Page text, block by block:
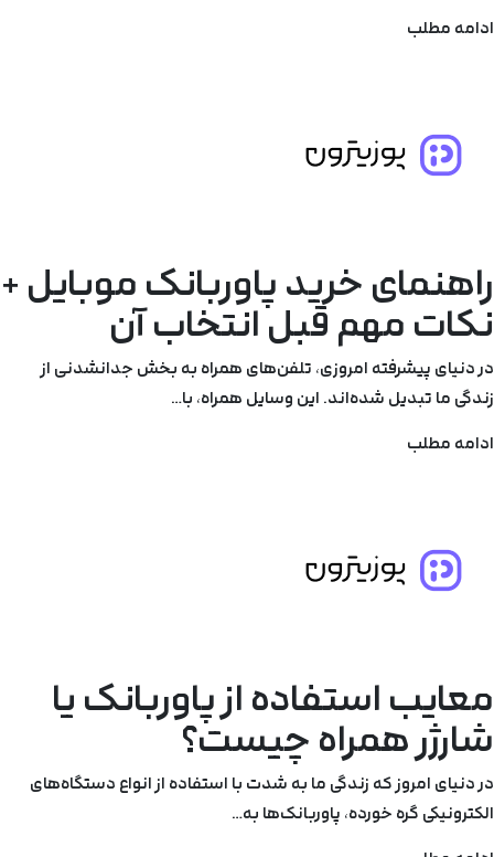
ادامه مطلب
راهنمای خرید پاوربانک موبایل +
نکات مهم قبل انتخاب آن
در دنیای پیشرفته امروزی، تلفن‌های همراه به بخش جدانشدنی از
زندگی ما تبدیل شده‌اند. این وسایل همراه، با…
ادامه مطلب
معایب استفاده از پاوربانک یا
شارژر همراه چیست؟
در دنیای امروز که زندگی ما به شدت با استفاده از انواع دستگاه‌های
الکترونیکی گره خورده، پاوربانک‌ها به…